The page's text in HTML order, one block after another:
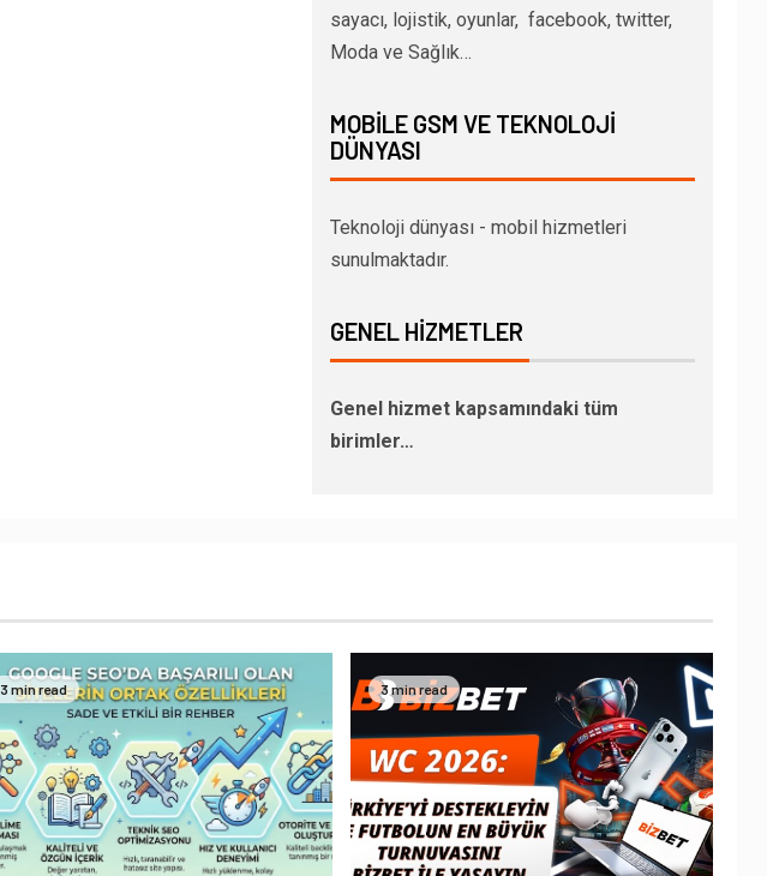
sayacı, lojistik, oyunlar, facebook, twitter,
Moda ve Sağlık…
MOBILE GSM VE TEKNOLOJI
DÜNYASI
Teknoloji dünyası - mobil hizmetleri
sunulmaktadır.
GENEL HIZMETLER
Genel hizmet kapsamındaki tüm
birimler…
3 min read 3 min read